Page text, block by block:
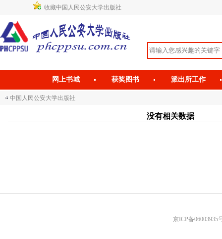
收藏中国人民公安大学出版社
网上书城 获奖图书 派出所工作
中国人民公安大学出版社
没有相关数据
京ICP备06003935